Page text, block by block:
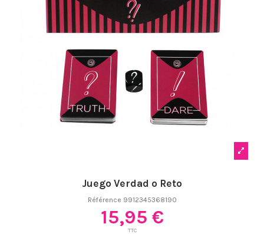
Juego Verdad o Reto
Référence 9912345368190
15,95 €
TTC